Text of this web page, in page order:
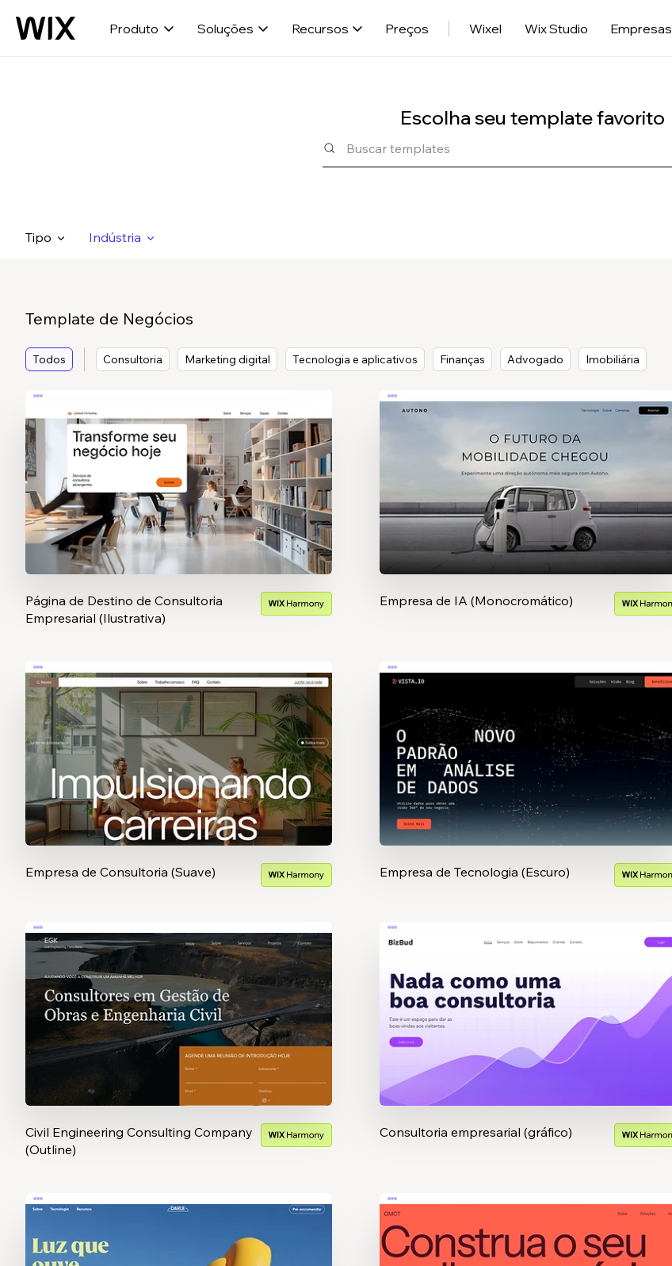
Produto Soluções Recursos Preços Wixel Wix Studio Empresas
Escolha seu template favorito
Tipo Indústria
Template de Negócios
Todos Consultoria Marketing digital Tecnologia e aplicativos Finanças Advogado Imobiliária
Página de Destino de Consultoria
Empresarial (Ilustrativa)
Empresa de IA (Monocromático)
Empresa de Consultoria (Suave) Empresa de Tecnologia (Escuro)
Civil Engineering Consulting Company
(Outline)
Consultoria empresarial (gráfico)